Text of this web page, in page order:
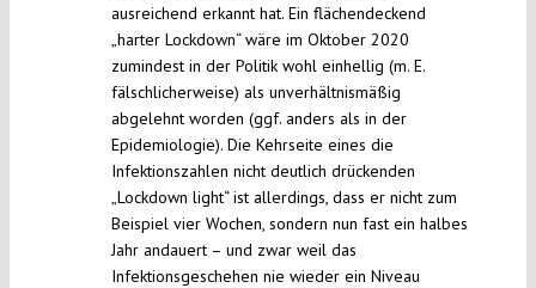
ausreichend erkannt hat. Ein flächendeckend
„harter Lockdown“ wäre im Oktober 2020
zumindest in der Politik wohl einhellig (m. E.
fälschlicherweise) als unverhältnismäßig
abgelehnt worden (ggf. anders als in der
Epidemiologie). Die Kehrseite eines die
Infektionszahlen nicht deutlich drückenden
„Lockdown light“ ist allerdings, dass er nicht zum
Beispiel vier Wochen, sondern nun fast ein halbes
Jahr andauert – und zwar weil das
Infektionsgeschehen nie wieder ein Niveau